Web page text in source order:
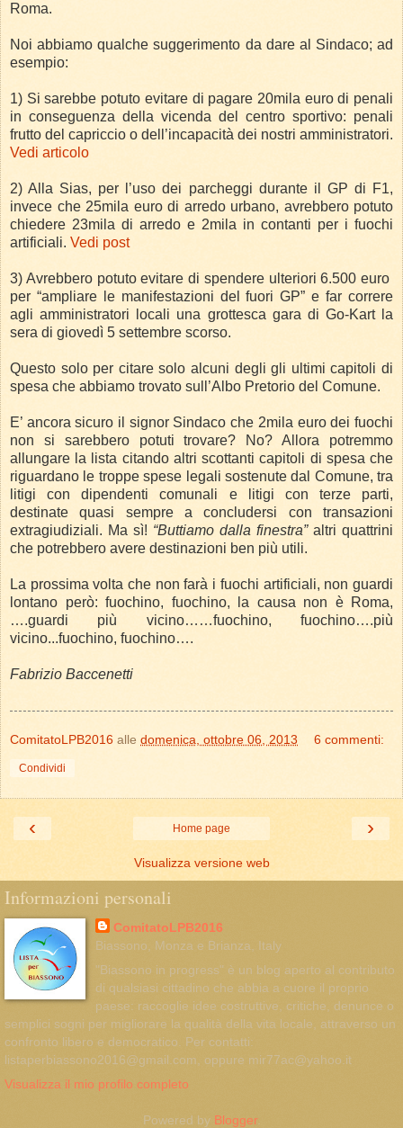
Roma.
Noi abbiamo qualche suggerimento da dare al Sindaco; ad
esempio:
1) Si sarebbe potuto evitare di pagare 20mila euro di penali
in conseguenza della vicenda del centro sportivo: penali
frutto del capriccio o dell’incapacità dei nostri amministratori.
Vedi articolo
2) Alla Sias, per l’uso dei parcheggi durante il GP di F1,
invece che 25mila euro di arredo urbano, avrebbero potuto
chiedere 23mila di arredo e 2mila in contanti per i fuochi
artificiali. Vedi post
3) Avrebbero potuto evitare di spendere ulteriori 6.500 euro
per “ampliare le manifestazioni del fuori GP” e far correre
agli amministratori locali una grottesca gara di Go-Kart la
sera di giovedì 5 settembre scorso.
Questo solo per citare solo alcuni degli gli ultimi capitoli di
spesa che abbiamo trovato sull’Albo Pretorio del Comune.
E’ ancora sicuro il signor Sindaco che 2mila euro dei fuochi
non si sarebbero potuti trovare? No? Allora potremmo
allungare la lista citando altri scottanti capitoli di spesa che
riguardano le troppe spese legali sostenute dal Comune, tra
litigi con dipendenti comunali e litigi con terze parti,
destinate quasi sempre a concludersi con transazioni
extragiudiziali. Ma sì! “Buttiamo dalla finestra”altri quattrini
che potrebbero avere destinazioni ben più utili.
La prossima volta che non farà i fuochi artificiali, non guardi
lontano però: fuochino, fuochino, la causa non è Roma,
….guardi più vicino……fuochino, fuochino….più
vicino...fuochino, fuochino….
Fabrizio Baccenetti
ComitatoLPB2016 alle domenica, ottobre 06, 2013 6 commenti:
Condividi
‹ ›
Home page
Visualizza versione web
Informazioni personali
ComitatoLPB2016
Biassono, Monza e Brianza, Italy
"Biassono in progress" è un blog aperto al contributo
di qualsiasi cittadino che abbia a cuore il proprio
paese: raccoglie idee costruttive, critiche, denunce o
semplici sogni per migliorare la qualità della vita locale, attraverso un
confronto libero e democratico. Per contatti:
listaperbiassono2016@gmail.com, oppure mir77ac@yahoo.it
Visualizza il mio profilo completo
Powered by Blogger.